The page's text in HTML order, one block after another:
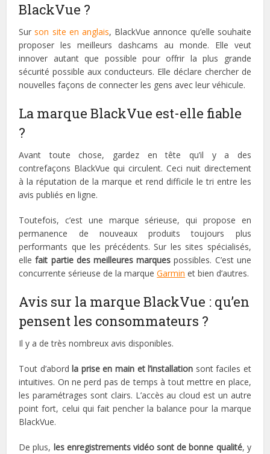
BlackVue ?
Surson site en anglais, BlackVue annonce qu’elle souhaite
proposer les meilleurs dashcams au monde. Elle veut
innover autant que possible pour offrir la plus grande
sécurité possible aux conducteurs. Elle déclare chercher de
nouvelles façons de connecter les gens avec leur véhicule.
La marque BlackVue est-elle fiable
?
Avant toute chose, gardez en tête qu’il y a des
contrefaçons BlackVue qui circulent. Ceci nuit directement
à la réputation de la marque et rend difficile le tri entre les
avis publiés en ligne.
Toutefois, c’est une marque sérieuse, qui propose en
permanence de nouveaux produits toujours plus
performants que les précédents. Sur les sites spécialisés,
ellefait partie des meilleures marques possibles. C’est une
concurrente sérieuse de la marqueGarmin et bien d’autres.
Avis sur la marque BlackVue : qu’en
pensent les consommateurs ?
Il y a de très nombreux avis disponibles.
Tout d’abord la prise en main et l’installation sont faciles et
intuitives. On ne perd pas de temps à tout mettre en place,
les paramétrages sont clairs. L’accès au cloud est un autre
point fort, celui qui fait pencher la balance pour la marque
BlackVue.
De plus, les enregistrements vidéo sont de bonne qualité, y